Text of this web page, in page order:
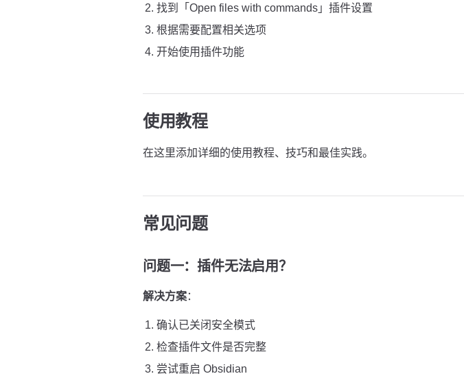
找到「Open files with commands」插件设置
根据需要配置相关选项
开始使用插件功能
使用教程
在这里添加详细的使用教程、技巧和最佳实践。
常见问题
问题一：插件无法启用？
解决方案：
确认已关闭安全模式
检查插件文件是否完整
尝试重启 Obsidian